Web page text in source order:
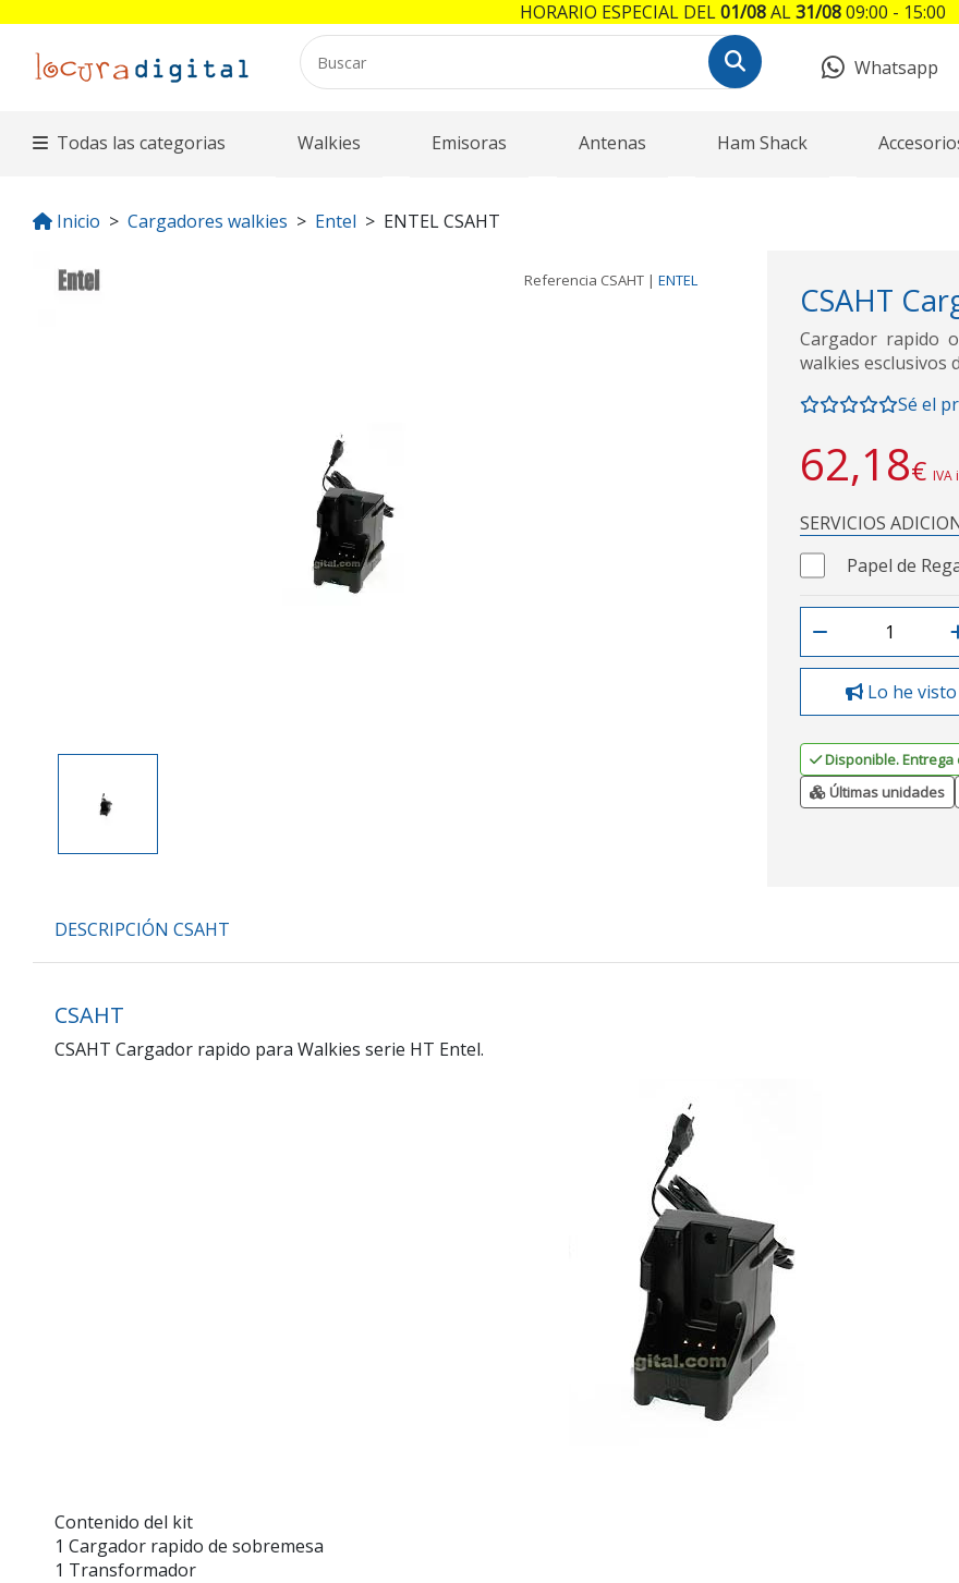
Whatsapp
Todas las categorias Walkies Emisoras Antenas Ham Shack
Inicio Cargadores walkies Entel ENTEL CSAHT
Referencia CSAHT | ENTEL CSAHT
Cargador rapido
walkies esclusivos
Sé el
62,18€ IVA
SERVICIOS
Papel de
Lo he
Disponible. Entrega
Últimas unidades
DESCRIPCIÓN CSAHT
CSAHT
CSAHT Cargador rapido para Walkies serie HT Entel.
Contenido del kit
1 Cargador rapido de sobremesa
1 Transformador
HORARIO ESPECIAL DEL01/08AL31/0809:00 - 15:00